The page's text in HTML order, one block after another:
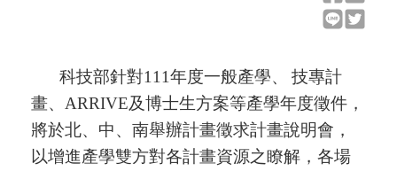
科技部針對111年度一般產學、
技專計
畫、 ARRIVE及博士生方案等產學年度徵件，
將於北、中、南舉辦計畫徵求計畫說明會，
以增進產學雙方對各計畫資源之瞭解，各場